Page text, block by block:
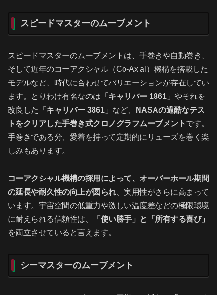
スピードマスターのムーブメント
スピードマスターのムーブメントは、手巻きや自動巻き、
そして近年のコーアクシャル（Co-Axial）機構を搭載した
モデルなど、時代に合わせてバリエーションが存在してい
ます。とりわけ有名なのは 「キャリバー 1861」 やそれを
改良した
「キャリバー 3861」 など、
NASAの過酷なテス
トをクリアした手巻き式クロノグラフムーブメント です。
手巻きである分、愛着を持って定期的にリューズを巻く楽
しみもあります。
コーアクシャル機構の採用によって、オーバーホール期間
の延長や耐久性の向上が図られ 、実用性がさらに高まって
います。宇宙空間の低重力や激しい温度差などの極限環境
に耐えられる信頼性は、
「使い勝手」と「所有する喜び」
を両立させていると言えます。
シーマスターのムーブメント